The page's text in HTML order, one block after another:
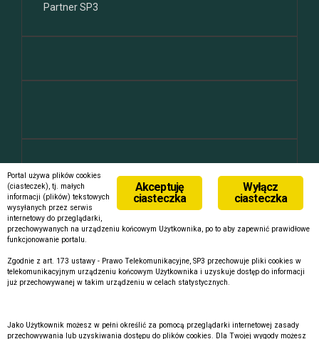
Partner SP3
ekipa
Zaloguj się
Kanał wpisów
Kanał komentarzy
WordPress.org
Dumnie wspierane przez WordPressa|Szablon:FlyMagby
Wyłącz
ciasteczka
Akceptuję
ciasteczka
Portal używa plików cookies
(ciasteczek), tj. małych
informacji (plików) tekstowych
wysyłanych przez serwis
internetowy do przeglądarki,
przechowywanych na urządzeniu końcowym Użytkownika, po to aby zapewnić prawidłowe
funkcjonowanie portalu.
Zgodnie z art. 173 ustawy - Prawo Telekomunikacyjne, SP3 przechowuje pliki cookies w
telekomunikacyjnym urządzeniu końcowym Użytkownika i uzyskuje dostęp do informacji
już przechowywanej w takim urządzeniu w celach statystycznych.
Jako Użytkownik możesz w pełni określić za pomocą przeglądarki internetowej zasady
przechowywania lub uzyskiwania dostępu do plików cookies. Dla Twojej wygody możesz